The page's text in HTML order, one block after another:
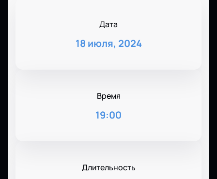
Дата
18 июля, 2024
Время
19:00
Длительность